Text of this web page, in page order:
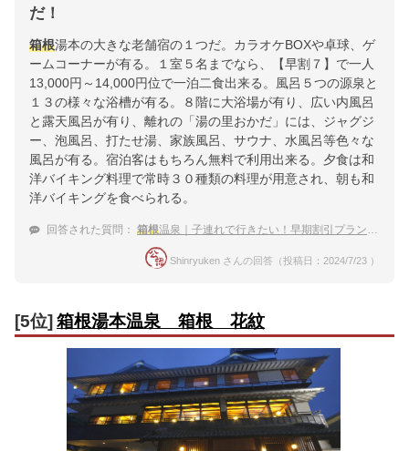
だ！
箱根湯本の大きな老舗宿の１つだ。カラオケBOXや卓球、ゲ
ームコーナーが有る。１室５名までなら、【早割７】で一人
13,000円～14,000円位で一泊二食出来る。風呂５つの源泉と
１３の様々な浴槽が有る。８階に大浴場が有り、広い内風呂
と露天風呂が有り、離れの「湯の里おかだ」には、ジャグジ
ー、泡風呂、打たせ湯、家族風呂、サウナ、水風呂等色々な
風呂が有る。宿泊客はもちろん無料で利用出来る。夕食は和
洋バイキング料理で常時３０種類の料理が用意され、朝も和
洋バイキングを食べられる。
回答された質問： 箱根温泉｜子連れで行きたい！早期割引プランがある宿のおすすめは？
Shinryuken さんの回答（投稿日：2024/7/23 ）
[5位] 箱根湯本温泉 箱根 花紋